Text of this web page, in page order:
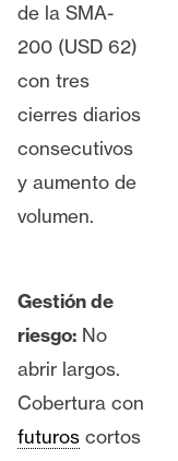
de la SMA-
200 (USD 62)
con tres
cierres diarios
consecutivos
y aumento de
volumen.
Gestión de
riesgo: No
abrir largos.
Cobertura con
futuros cortos